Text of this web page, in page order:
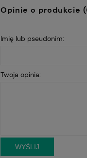
Opinie o produkcie
Imię lub pseudonim:
Twoja opinia:
WYŚLIJ